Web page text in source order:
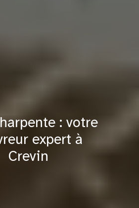
: votre
expert à
Crevin